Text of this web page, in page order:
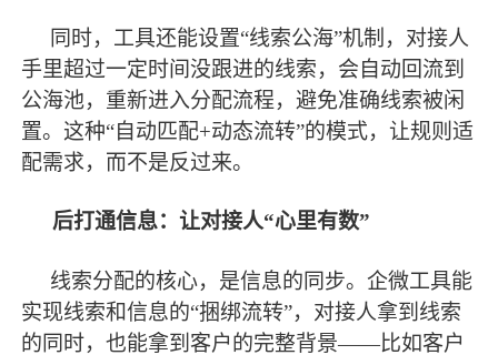
同时，工具还能设置“线索公海”机制，对接人
手里超过一定时间没跟进的线索，会自动回流到
公海池，重新进入分配流程，避免准确线索被闲
置。这种“自动匹配+动态流转”的模式，让规则适
配需求，而不是反过来。
后打通信息：让对接人“心里有数”
线索分配的核心，是信息的同步。企微工具能
实现线索和信息的“捆绑流转”，对接人拿到线索
的同时，也能拿到客户的完整背景——比如客户